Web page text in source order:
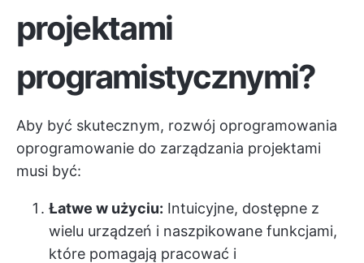
projektami
programistycznymi?
Aby być skutecznym, rozwój oprogramowania
oprogramowanie do zarządzania projektami
musi być:
Łatwe w użyciu: Intuicyjne, dostępne z
wielu urządzeń i naszpikowane funkcjami,
które pomagają pracować i